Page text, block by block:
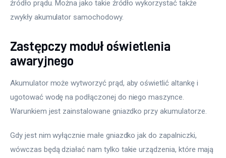
źródło prądu. Można jako takie źródło wykorzystać także
zwykły akumulator samochodowy.
Zastępczy moduł oświetlenia
awaryjnego
Akumulator może wytworzyć prąd, aby oświetlić altankę i
ugotować wodę na podłączonej do niego maszynce.
Warunkiem jest zainstalowane gniazdko przy akumulatorze.
Gdy jest nim wyłącznie małe gniazdko jak do zapalniczki,
wówczas będą działać nam tylko takie urządzenia, które mają